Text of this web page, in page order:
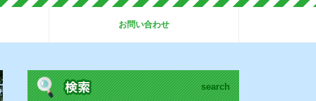
お問い合わせ
search